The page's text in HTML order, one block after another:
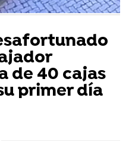
de 40 cajas
primer día